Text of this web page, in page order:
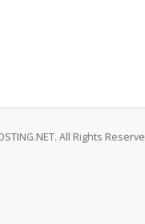
All Rights